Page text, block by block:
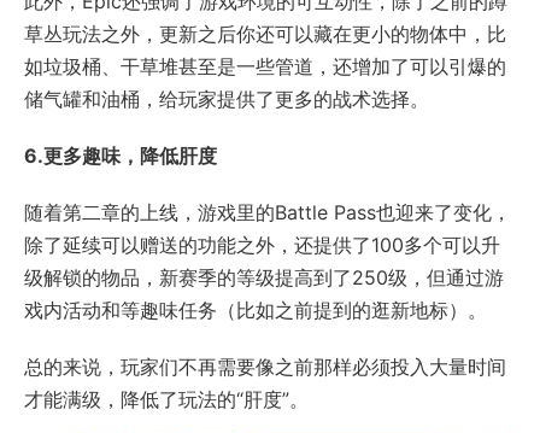
草丛玩法之外，更新之后你还可以藏在更小的物体中，比
如垃圾桶、干草堆甚至是一些管道，还增加了可以引爆的
储气罐和油桶，给玩家提供了更多的战术选择。
6.更多趣味，降低肝度
随着第二章的上线，游戏里的Battle Pass也迎来了变化，
除了延续可以赠送的功能之外，还提供了100多个可以升
级解锁的物品，新赛季的等级提高到了250级，但通过游
戏内活动和等趣味任务（比如之前提到的逛新地标）。
总的来说，玩家们不再需要像之前那样必须投入大量时间
才能满级，降低了玩法的“肝度”。